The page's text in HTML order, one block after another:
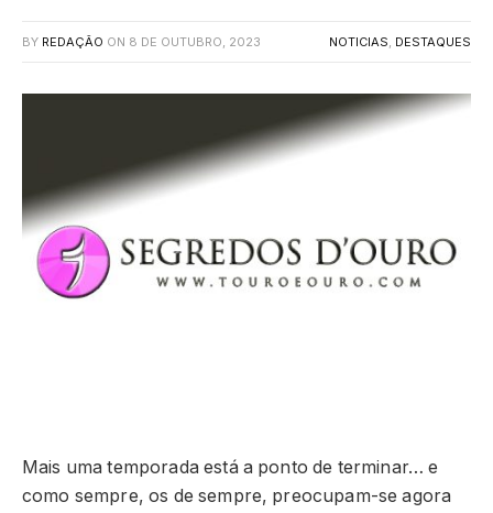
BY REDAÇÃO ON 8 DE OUTUBRO, 2023 NOTICIAS, DESTAQUES
Mais uma temporada está a ponto de terminar… e
como sempre, os de sempre, preocupam-se agora